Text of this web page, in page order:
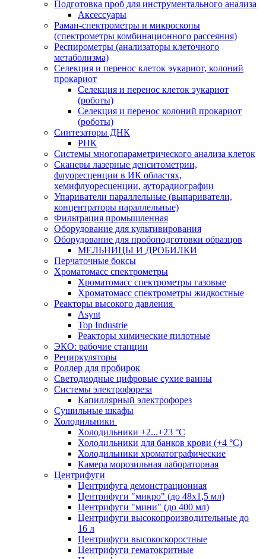
Подготовка проб для инструментального анализа
Аксессуары
Раман-спектрометры и микроскопы
(спектрометры комбинационного рассеяния)
Респирометры (анализаторы клеточного
метаболизма)
Селекция и перенос клеток эукариот, колоний
прокариот
Селекция и перенос клеток эукариот
(роботы)
Селекция и перенос колоний прокариот
(роботы)
Синтезаторы ДНК
РНК
Системы многопараметрического анализа клеток
Сканеры лазерные денситометрии,
флуоресценции в ИК областях,
хемифлуоресценции, ауторадиографии
Упариватели параллельные (выпариватели,
концентраторы параллельные)
Фильтрация промышленная
Оборудование для культивирования
Оборудование для пробоподготовки образцов
МЕЛЬНИЦЫ И ДРОБИЛКИ
Перчаточные боксы
Хроматомасс спектрометры
Хроматомасс спектрометры газовые
Хроматомасс спектрометры жидкостные
Реакторы высокого давления
Asynt
Top Industrie
Реакторы химические пилотные
ЭКО: рабочие станции
Рециркуляторы
Роллер для пробирок
Светодиодные цифровые сухие ванны
Системы электрофореза
Капиллярный электрофорез
Сушильные шкафы
Холодильники
Холодильники +2...+23 °С
Холодильники для банков крови (+4 °С)
Холодильники хроматографические
Камера морозильная лабораторная
Центрифуги
Центрифуга демонстрационная
Центрифуги "микро" (до 48x1,5 мл)
Центрифуги "мини" (до 400 мл)
Центрифуги высокопроизводительные до
16 л
Центрифуги высокоскоростные
Центрифуги гематокритные